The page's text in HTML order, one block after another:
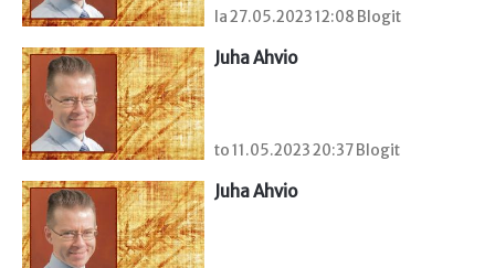
la 27.05.2023 12:08 Blogit
Juha Ahvio
to 11.05.2023 20:37 Blogit
Juha Ahvio